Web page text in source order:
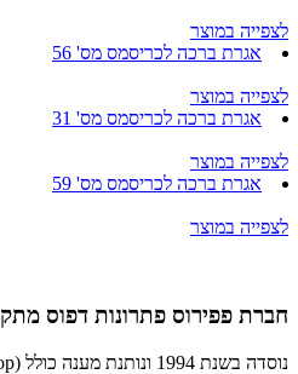
לצפייה במוצר
אגרת ברכה לכריסמס מס' 56
לצפייה במוצר
אגרת ברכה לכריסמס מס' 31
לצפייה במוצר
אגרת ברכה לכריסמס מס' 59
לצפייה במוצר
חברת פפירוס פתרונות דפוס
נוסדה בשנת 1994 ונותנת מענה כולל (one stop shop) לחברות ועסקים,